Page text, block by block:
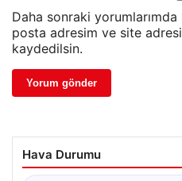
Daha sonraki yorumlarımda
posta adresim ve site
kaydedilsin.
Hava Durumu